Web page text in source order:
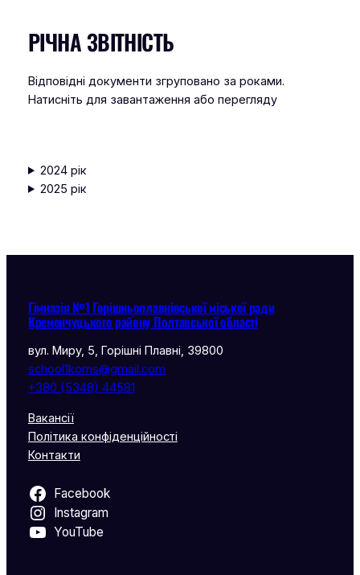
РІЧНА ЗВІТНІСТЬ
Відповідні документи згруповано за роками.
Натисніть для завантаження або перегляду
2024 рік
2025 рік
Гімназія №1 Горішньоплавнівської міської ради
Кременчуцького району Полтавської області
вул. Миру, 5, Горішні Плавні, 39800
school1koms@gmail.com
+380 (5348) 44581
Вакансії
Політика конфіденційності
Контакти
Facebook
Instagram
YouTube